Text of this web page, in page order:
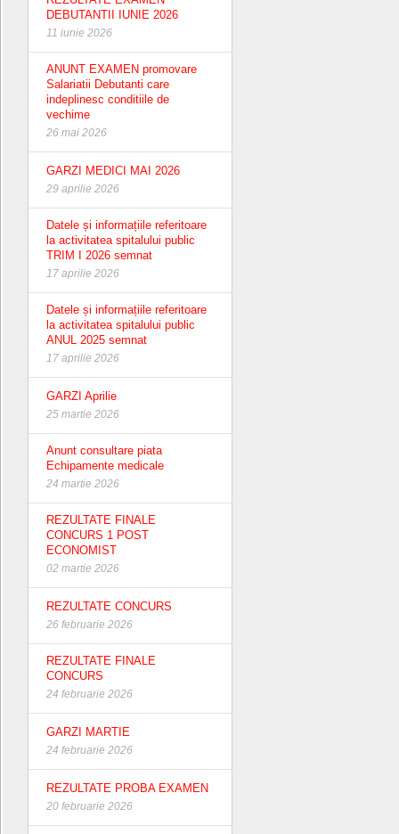
DEBUTANTII IUNIE 2026
11 iunie 2026
ANUNT EXAMEN promovare
Salariatii Debutanti care
indeplinesc conditiile de
vechime
26 mai 2026
GARZI MEDICI MAI 2026
29 aprilie 2026
Datele și informațiile referitoare
la activitatea spitalului public
TRIM I 2026 semnat
17 aprilie 2026
Datele și informațiile referitoare
la activitatea spitalului public
ANUL 2025 semnat
17 aprilie 2026
GARZI Aprilie
25 martie 2026
Anunt consultare piata
Echipamente medicale
24 martie 2026
REZULTATE FINALE
CONCURS 1 POST
ECONOMIST
02 martie 2026
REZULTATE CONCURS
26 februarie 2026
REZULTATE FINALE
CONCURS
24 februarie 2026
GARZI MARTIE
24 februarie 2026
REZULTATE PROBA EXAMEN
20 februarie 2026